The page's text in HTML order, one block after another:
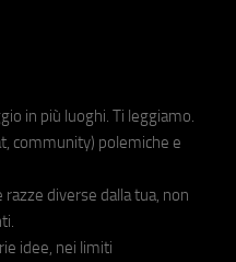
in più luoghi. Ti leggiamo.
community) polemiche e
diverse dalla tua, non
idee, nei limiti